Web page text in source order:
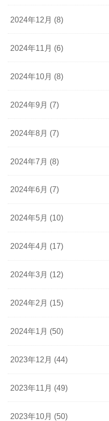
2024年12月 (8)
2024年11月 (6)
2024年10月 (8)
2024年9月 (7)
2024年8月 (7)
2024年7月 (8)
2024年6月 (7)
2024年5月 (10)
2024年4月 (17)
2024年3月 (12)
2024年2月 (15)
2024年1月 (50)
2023年12月 (44)
2023年11月 (49)
2023年10月 (50)